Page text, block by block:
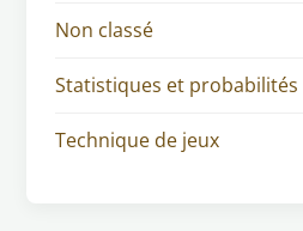
Non classé
Statistiques et probabilités
Technique de jeux